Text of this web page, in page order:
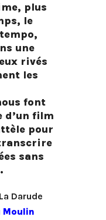
plus
le
une
rivés
les
font
d’un film
pour
sans
Darude
Moulin